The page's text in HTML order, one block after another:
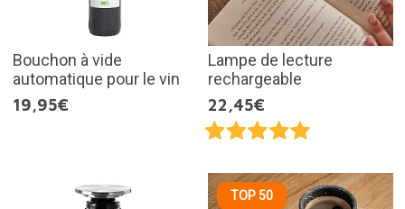
Bouchon à vide
automatique pour le vin
19,95€
Lampe de lecture
rechargeable
22,45€
TOP 50